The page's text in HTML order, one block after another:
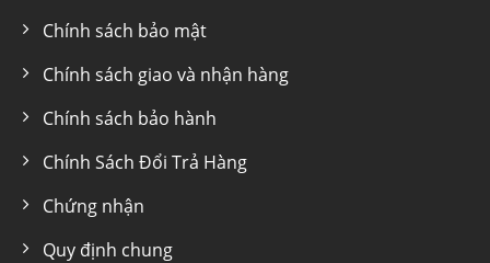
Chính sách bảo mật
Chính sách giao và nhận hàng
Chính sách bảo hành
Chính Sách Đổi Trả Hàng
Chứng nhận
Quy định chung